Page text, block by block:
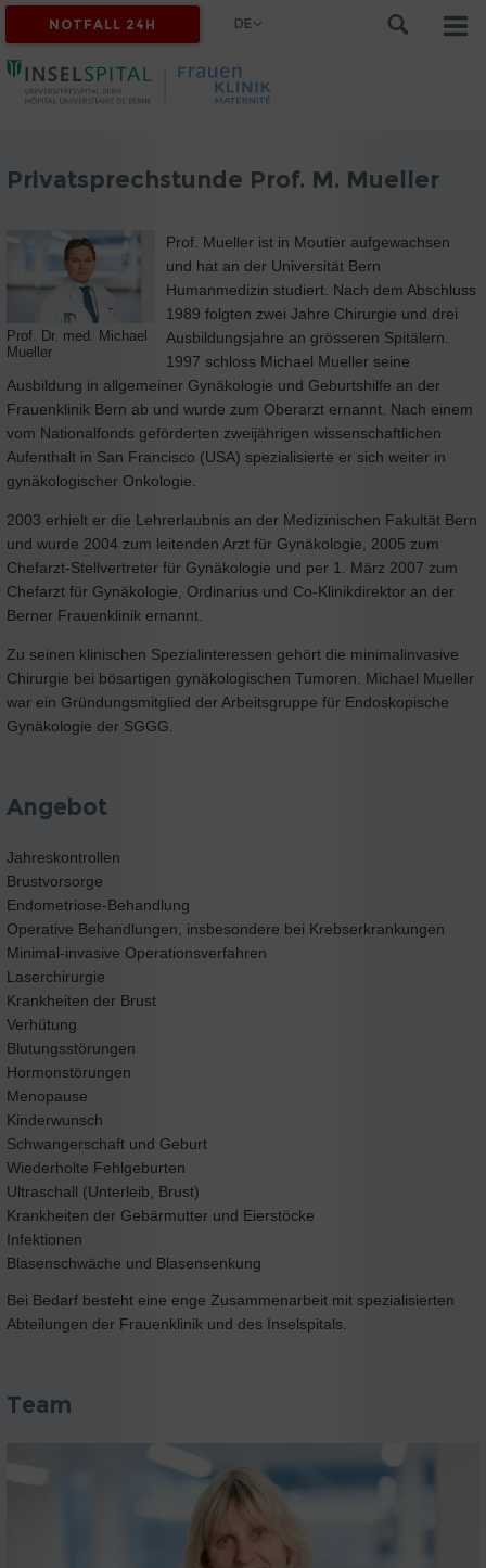
NOTFALL 24H DE
Privatsprechstunde Prof. M. Mueller
Prof. Dr. med. Michael
Mueller
Prof. Mueller ist in Moutier aufgewachsen
und hat an der Universität Bern
Humanmedizin studiert. Nach dem Abschluss
1989 folgten zwei Jahre Chirurgie und drei
Ausbildungsjahre an grösseren Spitälern.
1997 schloss Michael Mueller seine
Ausbildung in allgemeiner Gynäkologie und Geburtshilfe an der
Frauenklinik Bern ab und wurde zum Oberarzt ernannt. Nach einem
vom Nationalfonds geförderten zweijährigen wissenschaftlichen
Aufenthalt in San Francisco (USA) spezialisierte er sich weiter in
gynäkologischer Onkologie.
2003 erhielt er die Lehrerlaubnis an der Medizinischen Fakultät Bern
und wurde 2004 zum leitenden Arzt für Gynäkologie, 2005 zum
Chefarzt-Stellvertreter für Gynäkologie und per 1. März 2007 zum
Chefarzt für Gynäkologie, Ordinarius und Co-Klinikdirektor an der
Berner Frauenklinik ernannt.
Zu seinen klinischen Spezialinteressen gehört die minimalinvasive
Chirurgie bei bösartigen gynäkologischen Tumoren. Michael Mueller
war ein Gründungsmitglied der Arbeitsgruppe für Endoskopische
Gynäkologie der SGGG.
Angebot
Jahreskontrollen
Brustvorsorge
Endometriose-Behandlung
Operative Behandlungen, insbesondere bei Krebserkrankungen
Minimal-invasive Operationsverfahren
Laserchirurgie
Krankheiten der Brust
Verhütung
Blutungsstörungen
Hormonstörungen
Menopause
Kinderwunsch
Schwangerschaft und Geburt
Wiederholte Fehlgeburten
Ultraschall (Unterleib, Brust)
Krankheiten der Gebärmutter und Eierstöcke
Infektionen
Blasenschwäche und Blasensenkung
Bei Bedarf besteht eine enge Zusammenarbeit mit spezialisierten
Abteilungen der Frauenklinik und des Inselspitals.
Team